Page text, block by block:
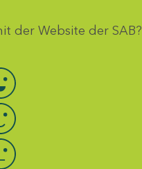
der Website der SAB?
auswählen